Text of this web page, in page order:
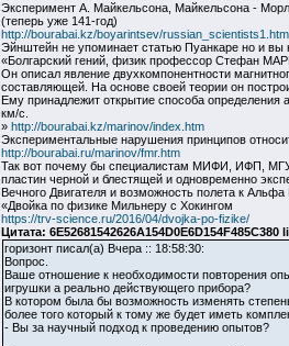
Эксперимент А. Майкельсона, Майкельсона -
(теперь уже 141-год)
http://bourabai.kz/boyarintsev/
Эйнштейн не упоминает статью Пуанкаре но и
«Болгарский гений, физик профессор Стефан
Он описал явление двухкомпонентности
составляющей. На основе своей теории он
Ему принадлежит открытие способа
км/с.
» http://bourabai.kz/marinov/index.htm
Экспериментальные нарушения принципов
http://bourabai.ru/marinov/fmr.htm
Так вот почему бы специалистам МИФИ, ИФП, МГУ
пластин черной и блестящей и одновременно
Вечного Двигателя и возможность полета к Альфа
«Двойка по физике Мильнеру с Хокингом
https://trv-science.ru/2016/04/dvojka-po-fizike/
Цитата: 6E52681542626A154D0E6D154F485C380
горизонт писал(а) Вчера :: 18:58:30:
Вопрос.
Ваше отношение к необходимости повторения
игрушки а реально действующего прибора?
В котором была бы возможность изменять
более того который к тому же будет иметь
- Вы за научный подход к проведению опытов?